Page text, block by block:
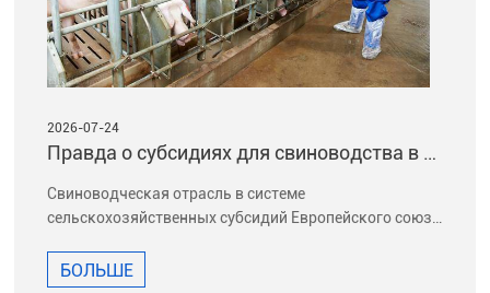
2026-07-24
Правда о субсидиях для свиноводства в Европе и США: ежегодно десятки миллиардов средств служат не то
Свиноводческая отрасль в системе
сельскохозяйственных субсидий Европейского союза
БОЛЬШЕ